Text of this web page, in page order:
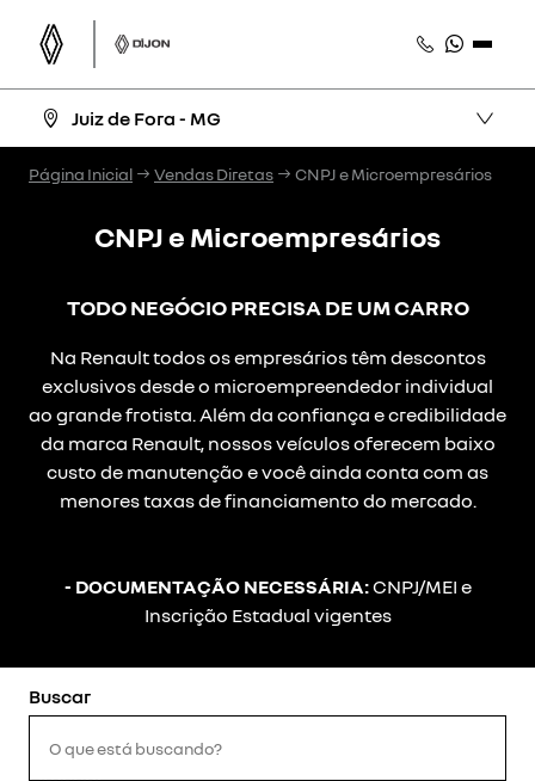
Juiz de Fora - MG
Página Inicial Vendas Diretas CNPJ e Microempresários
CNPJ e Microempresários
TODO NEGÓCIO PRECISA DE UM CARRO
Na Renault todos os empresários têm descontos
exclusivos desde o microempreendedor individual
ao grande frotista. Além da confiança e credibilidade
da marca Renault, nossos veículos oferecem baixo
custo de manutenção e você ainda conta com as
menores taxas de financiamento do mercado.
- DOCUMENTAÇÃO NECESSÁRIA:CNPJ/MEI e
Inscrição Estadual vigentes